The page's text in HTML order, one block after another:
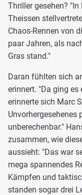
Thriller gesehen?
Theissen
Chaos-Rennen von
paar Jahren, als
Gras stand."
Daran fühlten sich
erinnert. "Da ging
erinnerte sich Marc
Unvorhergesehenes
unberechenbar."
zusammen, wie
aussieht: "Das war
mega spannendes
Kämpfen und
standen sogar drei